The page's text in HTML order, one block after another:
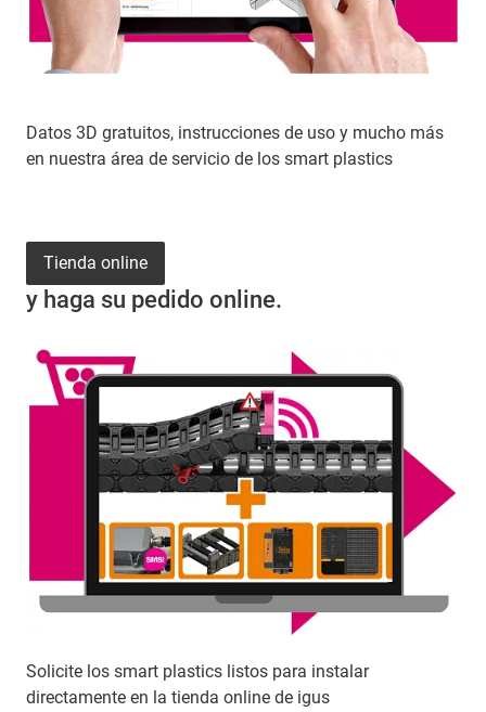
Datos 3D gratuitos, instrucciones de uso y mucho más
en nuestra área de servicio de los smart plastics
y haga su pedido online.
Solicite los smart plastics listos para instalar
directamente en la tienda online de igus
Tienda online